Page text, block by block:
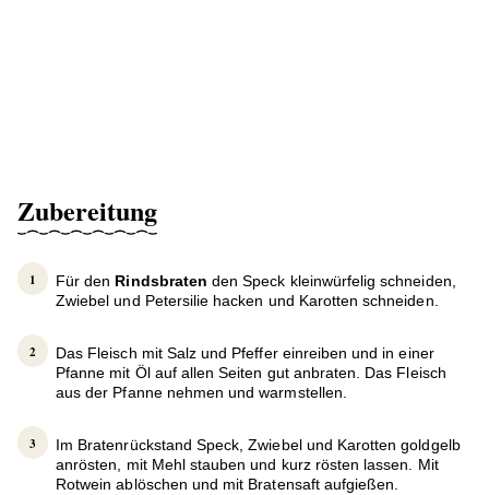
Zubereitung
Für den Rindsbraten den Speck kleinwürfelig schneiden,
Zwiebel und Petersilie hacken und Karotten schneiden.
Das Fleisch mit Salz und Pfeffer einreiben und in einer
Pfanne mit Öl auf allen Seiten gut anbraten. Das Fleisch
aus der Pfanne nehmen und warmstellen.
Im Bratenrückstand Speck, Zwiebel und Karotten goldgelb
anrösten, mit Mehl stauben und kurz rösten lassen. Mit
Rotwein ablöschen und mit Bratensaft aufgießen.